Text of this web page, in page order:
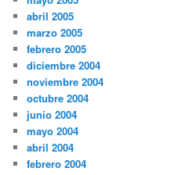
abril 2005
marzo 2005
febrero 2005
diciembre 2004
noviembre 2004
octubre 2004
junio 2004
mayo 2004
abril 2004
febrero 2004